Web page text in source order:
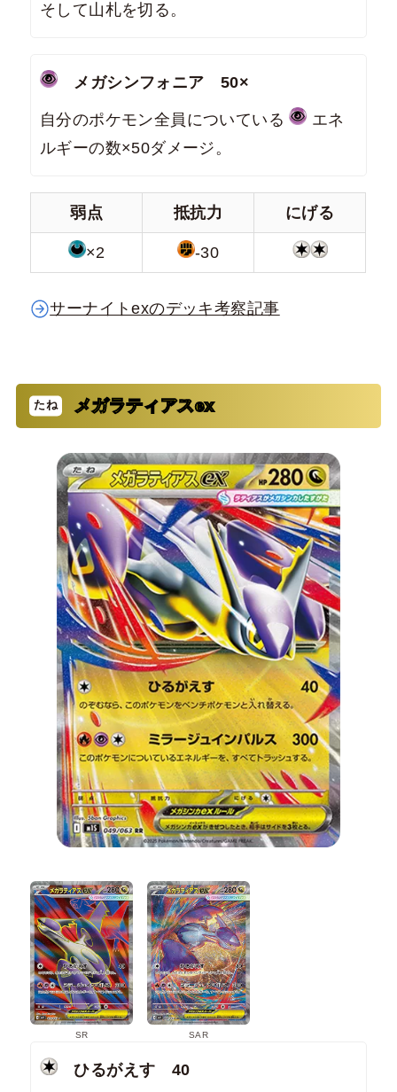
そして山札を切る。
メガシンフォニア 50×
自分のポケモン全員についている
エネ
ルギーの数×50ダメージ。
弱点 抵抗力 にげる
×2 -30
サーナイトexのデッキ考察記事
メガラティアスex
SR SAR
ひるがえす 40